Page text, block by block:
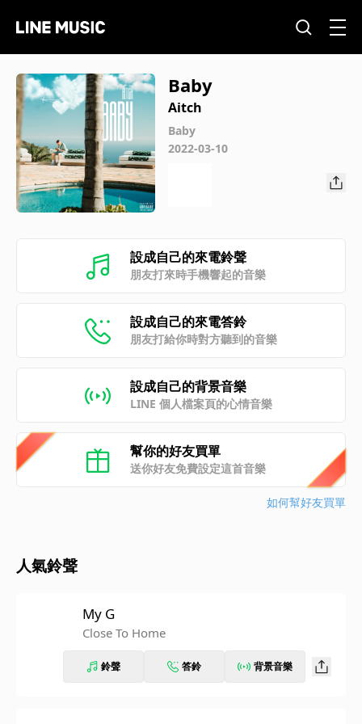
Baby
Aitch
Baby
2022-03-10
設成自己的來電鈴聲
朋友打來時手機響起的音樂
設成自己的來電答鈴
朋友打給你時對方聽到的音樂
設成自己的背景音樂
LINE 個人檔案頁的心情音樂
幫你的好友買單
送你好友免費設定這首音樂
如何幫好友買單
人氣鈴聲
My G
Close To Home
鈴聲 答鈴 背景音樂